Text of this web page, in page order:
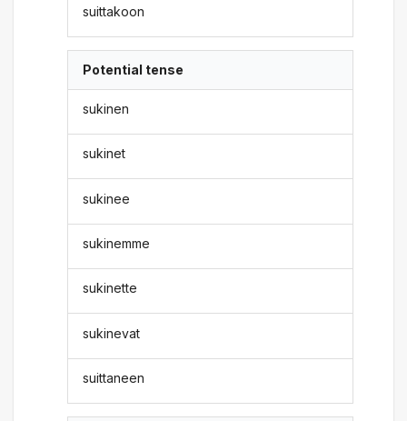
suittakoon
Potential tense
sukinen
sukinet
sukinee
sukinemme
sukinette
sukinevat
suittaneen